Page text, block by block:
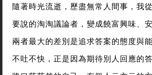
隨著時光流逝，歷盡無常人間事，我
要說的淘淘議論者，變成饒富興味、
兩者最大的差別是追求答案的態度與
不吐不快，正是因為期待別人回應的